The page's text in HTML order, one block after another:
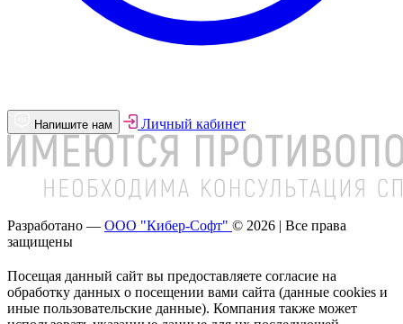
Напишите нам Личный кабинет
Разработано — ООО "Кибер-Софт" © 2026 | Все права
защищены
Посещая данный сайт вы предоставляете согласие на
обработку данных о посещении вами сайта (данные cookies и
иные пользовательские данные). Компания также может